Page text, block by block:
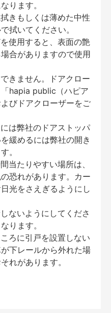
ります。
きもしくは薄めた中性
拭いてください。
使用すると、表面の艶
合がありますので使用
きません。ドアクロー
hapia public（ハピア
びドアクローザーをご
は弊社のドアストッパ
緩めるには弊社の開き
。
当たりやすい場所は、
恐れがあります。カー
光をさえぎるようにし
ないようにしてくださ
ります。
ろに引戸を設置しない
下レールから外れた場
れがあります。